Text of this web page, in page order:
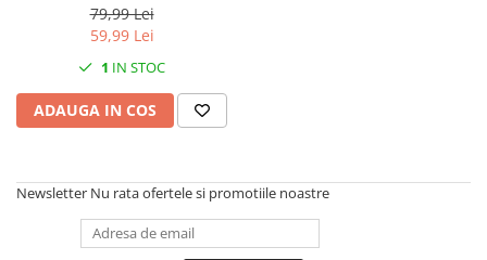
Articole ambalare
Articole mobila
Articole organizare
Cutii postale
Electronice si electrocasnice
79,99 Lei
59,99 Lei
1 IN STOC
ADAUGA IN COS
Newsletter Nu rata ofertele si promotiile noastre